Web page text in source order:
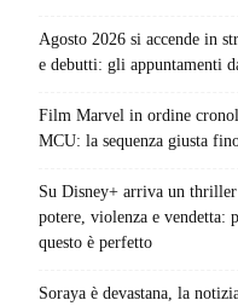
Agosto 2026 si accende in
e debutti: gli appuntamenti
Film Marvel in ordine
MCU: la sequenza giusta
Su Disney+ arriva un
potere, violenza e vendetta:
questo è perfetto
Soraya è devastana, la